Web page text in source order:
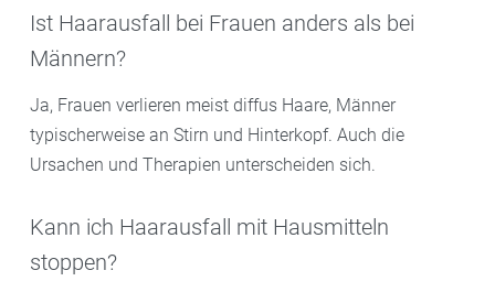
Ist Haarausfall bei Frauen anders als bei
Männern?
Ja, Frauen verlieren meist diffus Haare, Männer
typischerweise an Stirn und Hinterkopf. Auch die
Ursachen und Therapien unterscheiden sich.
Kann ich Haarausfall mit Hausmitteln
stoppen?